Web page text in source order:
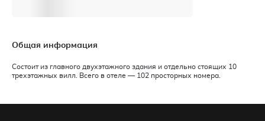
Общая информация
Состоит из главного двухэтажного здания и отдельно стоящих 10
трехэтажных вилл. Всего в отеле — 102 просторных номера.